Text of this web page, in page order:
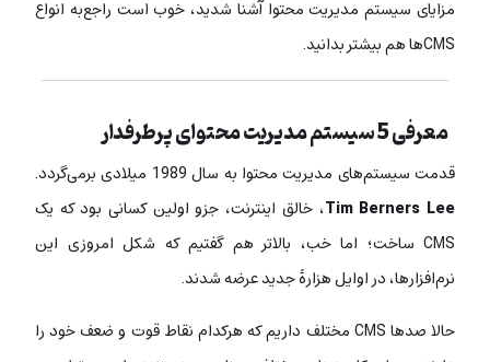
مزایای سیستم مدیریت محتوا آشنا شدید، خوب است راجع‌به انواع
CMSها هم بیشتر بدانید.
معرفی 5 سیستم مدیریت محتوای پرطرفدار
قدمت سیستم‌های مدیریت محتوا به سال 1989 میلادی برمی‌گردد.
Tim Berners Lee، خالق اینترنت، جزو اولین کسانی بود که یک
CMS ساخت؛ اما خب، بالاتر هم گفتیم که شکل امروزی این
نرم‌افزارها، در اوایل هزارۀ جدید عرضه شدند.
حالا صدها CMS مختلف داریم که هرکدام نقاط قوت و ضعف خود را